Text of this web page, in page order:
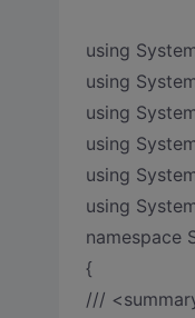
using
using
using
using
using
using
namespace
{
///